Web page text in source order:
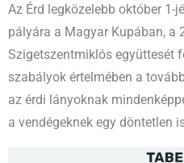
Az Érd legközelebb október 1-
pályára a Magyar Kupában, a
Szigetszentmiklós együttesét
szabályok értelmében a
az érdi lányoknak
a vendégeknek egy döntetlen